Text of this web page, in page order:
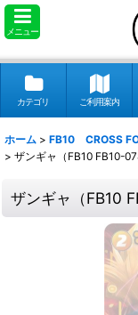
メニュー
カテゴリ ご利用案内
ホーム > FB10 CROSS
> ザンギャ（FB10 FB10-
ザンギャ（FB10